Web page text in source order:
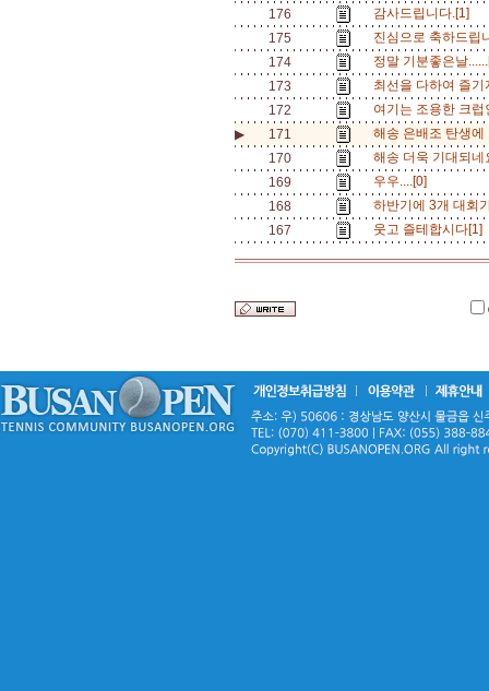
176
감사드립니다.[1]
175
진심으로 축하드
174
정말 기분좋은날
173
최선을 다하여 즐
172
여기는 조용한 크
▶
171
해송 은배조 탄생
170
해송 더욱 기대되
169
우우....[0]
168
하반기에 3개 대회
167
웃고 즐테합시다[1]